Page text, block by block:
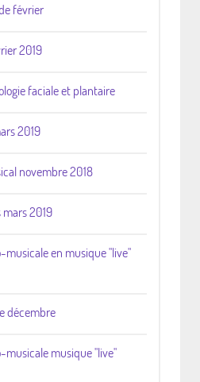
février
2019
faciale et plantaire
2019
novembre 2018
2019
musicale en musique "live"
décembre
musicale musique "live"